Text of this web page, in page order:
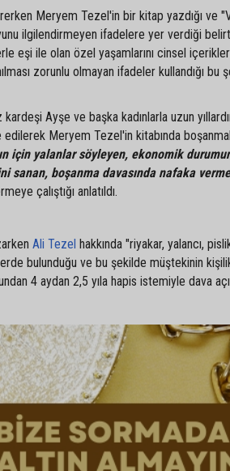
Meryem Tezel'in bir kitap yazdığı ve
ilgilendirmeyen ifadelere yer verdiği
eşi ile olan özel yaşamlarını cinsel
zorunlu olmayan ifadeler kullandığı
Ayşe ve başka kadınlarla uzun
Meryem Tezel'in kitabında
için yalanlar söyleyen, ekonomik
sanan, boşanma davasında nafaka
çalıştığı anlatıldı.
Ali Tezel hakkında "riyakar, yalancı,
bulunduğu ve bu şekilde müştekinin kişilik
4 aydan 2,5 yıla hapis istemiyle dava